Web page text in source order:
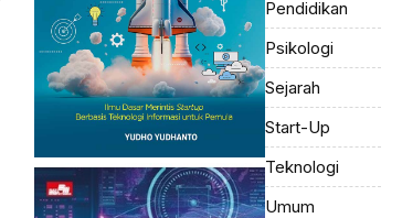
Pendidikan
Psikologi
Sejarah
Start-Up
Teknologi
Umum